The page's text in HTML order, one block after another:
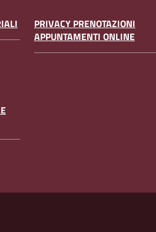
PRIVACY PRENOTAZIONI
APPUNTAMENTI ONLINE